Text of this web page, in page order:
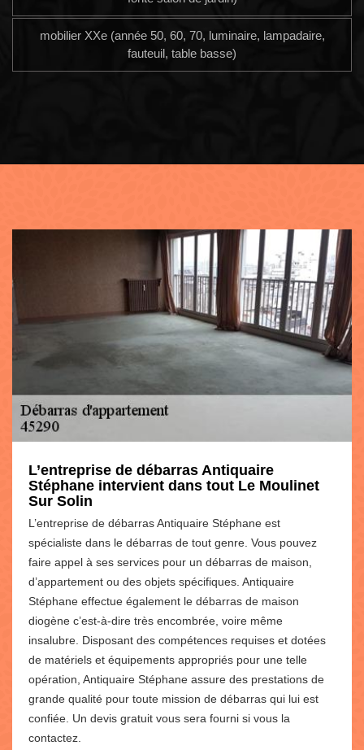
mobilier XXe (année 50, 60, 70, luminaire, lampadaire,
fauteuil, table basse)
L’entreprise de débarras Antiquaire
Stéphane intervient dans tout Le Moulinet
Sur Solin
L’entreprise de débarras Antiquaire Stéphane est
spécialiste dans le débarras de tout genre. Vous pouvez
faire appel à ses services pour un débarras de maison,
d’appartement ou des objets spécifiques. Antiquaire
Stéphane effectue également le débarras de maison
diogène c’est-à-dire très encombrée, voire même
insalubre. Disposant des compétences requises et dotées
de matériels et équipements appropriés pour une telle
opération, Antiquaire Stéphane assure des prestations de
grande qualité pour toute mission de débarras qui lui est
confiée. Un devis gratuit vous sera fourni si vous la
contactez.